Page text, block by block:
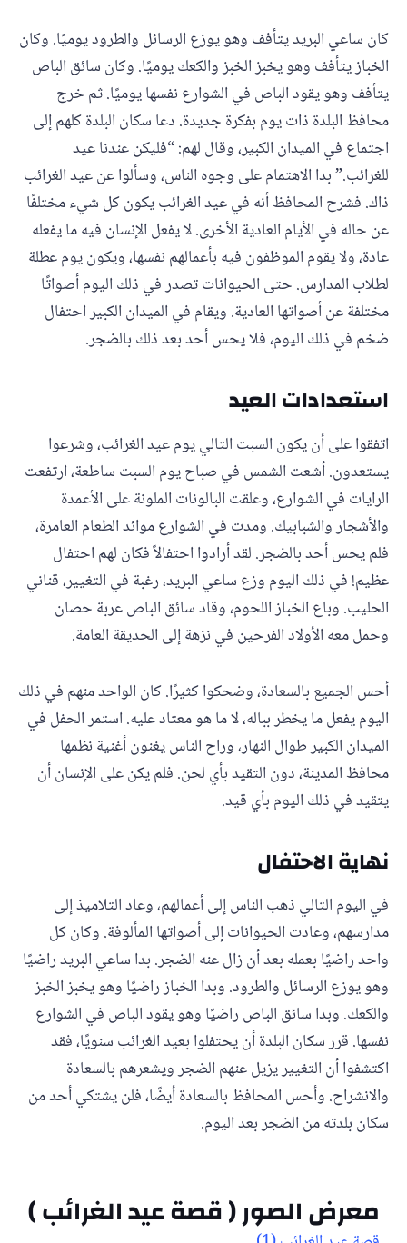
كان ساعي البريد يتأفف وهو يوزع الرسائل والطرود يوميًا. وكان
الخباز يتأفف وهو يخبز الخبز والكعك يوميًا. وكان سائق الباص
يتأفف وهو يقود الباص في الشوارع نفسها يوميًا. ثم خرج
محافظ البلدة ذات يوم بفكرة جديدة. دعا سكان البلدة كلهم إلى
اجتماع في الميدان الكبير، وقال لهم: “فليكن عندنا عيد
للغرائب.” بدا الاهتمام على وجوه الناس، وسألوا عن عيد الغرائب
ذاك. فشرح المحافظ أنه في عيد الغرائب يكون كل شيء مختلفًا
عن حاله في الأيام العادية الأخرى. لا يفعل الإنسان فيه ما يفعله
عادة، ولا يقوم الموظفون فيه بأعمالهم نفسها، ويكون يوم عطلة
لطلاب المدارس. حتى الحيوانات تصدر في ذلك اليوم أصواتًا
مختلفة عن أصواتها العادية. ويقام في الميدان الكبير احتفال
ضخم في ذلك اليوم، فلا يحس أحد بعد ذلك بالضجر.
استعدادات العيد
اتفقوا على أن يكون السبت التالي يوم عيد الغرائب، وشرعوا
يستعدون. أشعت الشمس في صباح يوم السبت ساطعة، ارتفعت
الرايات في الشوارع، وعلقت البالونات الملونة على الأعمدة
والأشجار والشبابيك. ومدت في الشوارع موائد الطعام العامرة،
فلم يحس أحد بالضجر. لقد أرادوا احتفالاً فكان لهم احتفال
عظيم! في ذلك اليوم وزع ساعي البريد، رغبة في التغيير، قناني
الحليب. وباع الخباز اللحوم، وقاد سائق الباص عربة حصان
وحمل معه الأولاد الفرحين في نزهة إلى الحديقة العامة.
أحس الجميع بالسعادة، وضحكوا كثيرًا. كان الواحد منهم في ذلك
اليوم يفعل ما يخطر بباله، لا ما هو معتاد عليه. استمر الحفل في
الميدان الكبير طوال النهار، وراح الناس يغنون أغنية نظمها
محافظ المدينة، دون التقيد بأي لحن. فلم يكن على الإنسان أن
يتقيد في ذلك اليوم بأي قيد.
نهاية الاحتفال
في اليوم التالي ذهب الناس إلى أعمالهم، وعاد التلاميذ إلى
مدارسهم، وعادت الحيوانات إلى أصواتها المألوفة. وكان كل
واحد راضيًا بعمله بعد أن زال عنه الضجر. بدا ساعي البريد راضيًا
وهو يوزع الرسائل والطرود. وبدا الخباز راضيًا وهو يخبز الخبز
والكعك. وبدا سائق الباص راضيًا وهو يقود الباص في الشوارع
نفسها. قرر سكان البلدة أن يحتفلوا بعيد الغرائب سنويًا، فقد
اكتشفوا أن التغيير يزيل عنهم الضجر ويشعرهم بالسعادة
والانشراح. وأحس المحافظ بالسعادة أيضًا، فلن يشتكي أحد من
سكان بلدته من الضجر بعد اليوم.
معرض الصور ( قصة عيد الغرائب )